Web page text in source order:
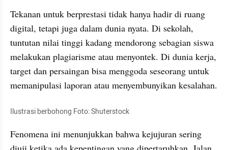
Tekanan untuk berprestasi tidak hanya hadir di ruang
digital, tetapi juga dalam dunia nyata. Di sekolah,
tuntutan nilai tinggi kadang mendorong sebagian siswa
melakukan plagiarisme atau menyontek. Di dunia kerja,
target dan persaingan bisa menggoda seseorang untuk
memanipulasi laporan atau menyembunyikan kesalahan.
Ilustrasi berbohong Foto: Shuterstock
Fenomena ini menunjukkan bahwa kejujuran sering